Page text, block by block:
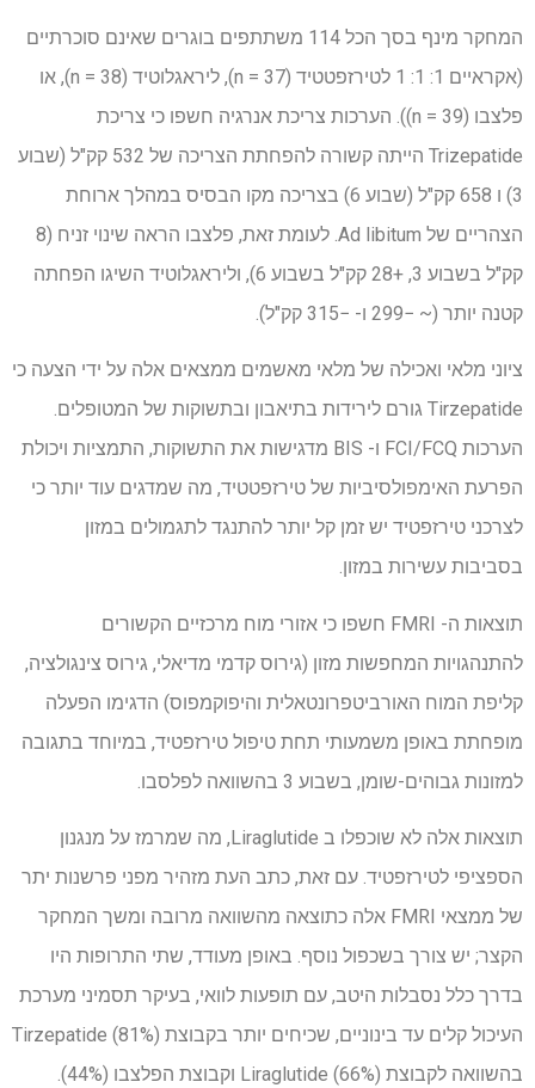
המחקר מינף בסך הכל 114 משתתפים בוגרים שאינם סוכרתיים
(אקראיים 1: 1: 1 לטירזפטטיד (n = 37), ליראגלוטיד (n = 38), או
פלצבו (n = 39)). הערכות צריכת אנרגיה חשפו כי צריכת
Trizepatide הייתה קשורה להפחתת הצריכה של 532 קק"ל (שבוע
3) ו 658 קק"ל (שבוע 6) בצריכה מקו הבסיס במהלך ארוחת
הצהריים של Ad libitum. לעומת זאת, פלצבו הראה שינוי זניח (8
קק"ל בשבוע 3, +28 קק"ל בשבוע 6), וליראגלוטיד השיגו הפחתה
קטנה יותר (~ −299 ו- −315 קק"ל).
ציוני מלאי ואכילה של מלאי מאשמים ממצאים אלה על ידי הצעה כי
Tirzepatide גורם לירידות בתיאבון ובתשוקות של המטופלים.
הערכות FCI/FCQ ו- BIS מדגישות את התשוקות, התמציות ויכולת
הפרעת האימפולסיביות של טירזפטטיד, מה שמדגים עוד יותר כי
לצרכני טירזפטיד יש זמן קל יותר להתנגד לתגמולים במזון
בסביבות עשירות במזון.
תוצאות ה- FMRI חשפו כי אזורי מוח מרכזיים הקשורים
להתנהגויות המחפשות מזון (גירוס קדמי מדיאלי, גירוס צינגולציה,
קליפת המוח האורביטפרונטאלית והיפוקמפוס) הדגימו הפעלה
מופחתת באופן משמעותי תחת טיפול טירזפטיד, במיוחד בתגובה
למזונות גבוהים-שומן, בשבוע 3 בהשוואה לפלסבו.
תוצאות אלה לא שוכפלו ב Liraglutide, מה שמרמז על מנגנון
הספציפי לטירזפטיד. עם זאת, כתב העת מזהיר מפני פרשנות יתר
של ממצאי FMRI אלה כתוצאה מהשוואה מרובה ומשך המחקר
הקצר; יש צורך בשכפול נוסף. באופן מעודד, שתי התרופות היו
בדרך כלל נסבלות היטב, עם תופעות לוואי, בעיקר תסמיני מערכת
העיכול קלים עד בינוניים, שכיחים יותר בקבוצת Tirzepatide (81%)
בהשוואה לקבוצת Liraglutide (66%) וקבוצת הפלצבו (44%).